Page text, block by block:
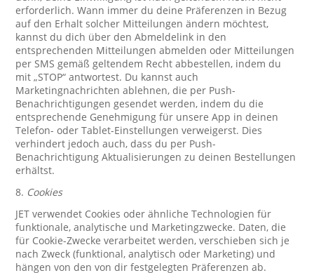
erforderlich. Wann immer du deine Präferenzen in Bezug
auf den Erhalt solcher Mitteilungen ändern möchtest,
kannst du dich über den Abmeldelink in den
entsprechenden Mitteilungen abmelden oder Mitteilungen
per SMS gemäß geltendem Recht abbestellen, indem du
mit „STOP“ antwortest. Du kannst auch
Marketingnachrichten ablehnen, die per Push-
Benachrichtigungen gesendet werden, indem du die
entsprechende Genehmigung für unsere App in deinen
Telefon- oder Tablet-Einstellungen verweigerst. Dies
verhindert jedoch auch, dass du per Push-
Benachrichtigung Aktualisierungen zu deinen Bestellungen
erhältst.
8. Cookies
JET verwendet Cookies oder ähnliche Technologien für
funktionale, analytische und Marketingzwecke. Daten, die
für Cookie-Zwecke verarbeitet werden, verschieben sich je
nach Zweck (funktional, analytisch oder Marketing) und
hängen von den von dir festgelegten Präferenzen ab.